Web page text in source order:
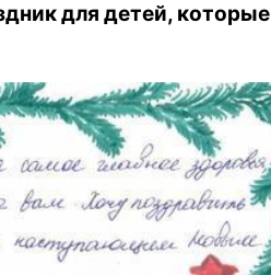
для детей, которые